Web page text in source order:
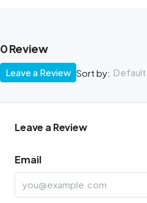
0 Review
Sort by:
Leave a Review
Leave a Review
Email